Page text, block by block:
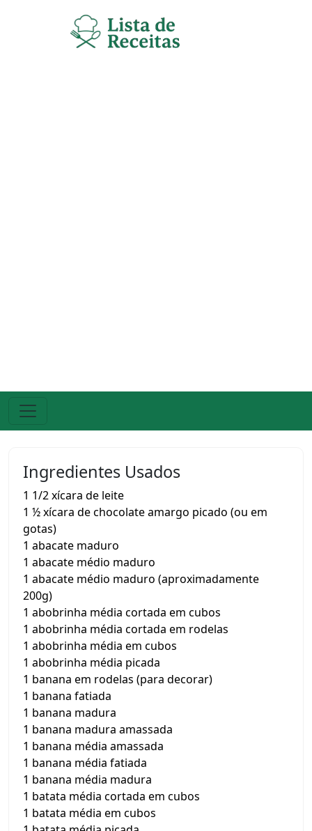
Ingredientes Usados
1 1/2 xícara de leite
1 ½ xícara de chocolate amargo picado (ou em
gotas)
1 abacate maduro
1 abacate médio maduro
1 abacate médio maduro (aproximadamente
200g)
1 abobrinha média cortada em cubos
1 abobrinha média cortada em rodelas
1 abobrinha média em cubos
1 abobrinha média picada
1 banana em rodelas (para decorar)
1 banana fatiada
1 banana madura
1 banana madura amassada
1 banana média amassada
1 banana média fatiada
1 banana média madura
1 batata média cortada em cubos
1 batata média em cubos